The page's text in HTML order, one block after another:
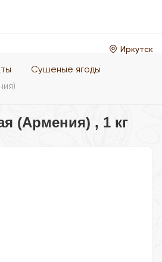
Иркутск
Сушеные ягоды
(Армения) , 1 кг